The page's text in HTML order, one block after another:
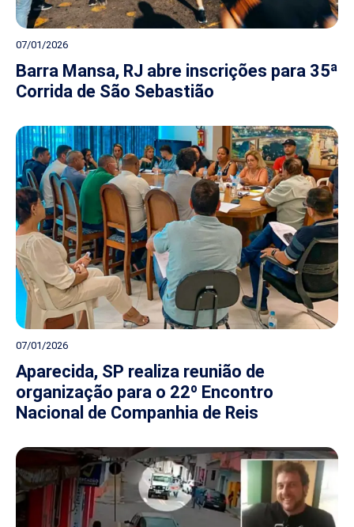
07/01/2026
Barra Mansa, RJ abre inscrições para 35ª
Corrida de São Sebastião
07/01/2026
Aparecida, SP realiza reunião de
organização para o 22º Encontro
Nacional de Companhia de Reis